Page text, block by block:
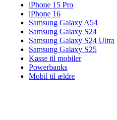
iPhone 15 Pro
iPhone 16
Samsung Galaxy A54
Samsung Galaxy S24
Samsung Galaxy S24 Ultra
Samsung Galaxy S25
Kasse til mobiler
Powerbanks
Mobil til ældre